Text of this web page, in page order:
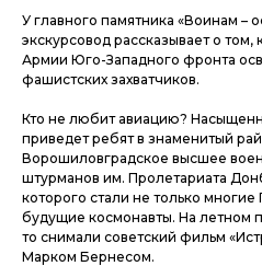
У главного памятника «Воинам –
экскурсовод рассказывает о том,
Армии Юго-Западного фронта
фашистских захватчиков.
Кто не любит авиацию?
приведет ребят в знаменитый
Ворошиловградское высшее
штурманов им. Пролетариата
которого стали не только
будущие космонавты. На летном
то снимали советский фильм
Марком Бернесом.